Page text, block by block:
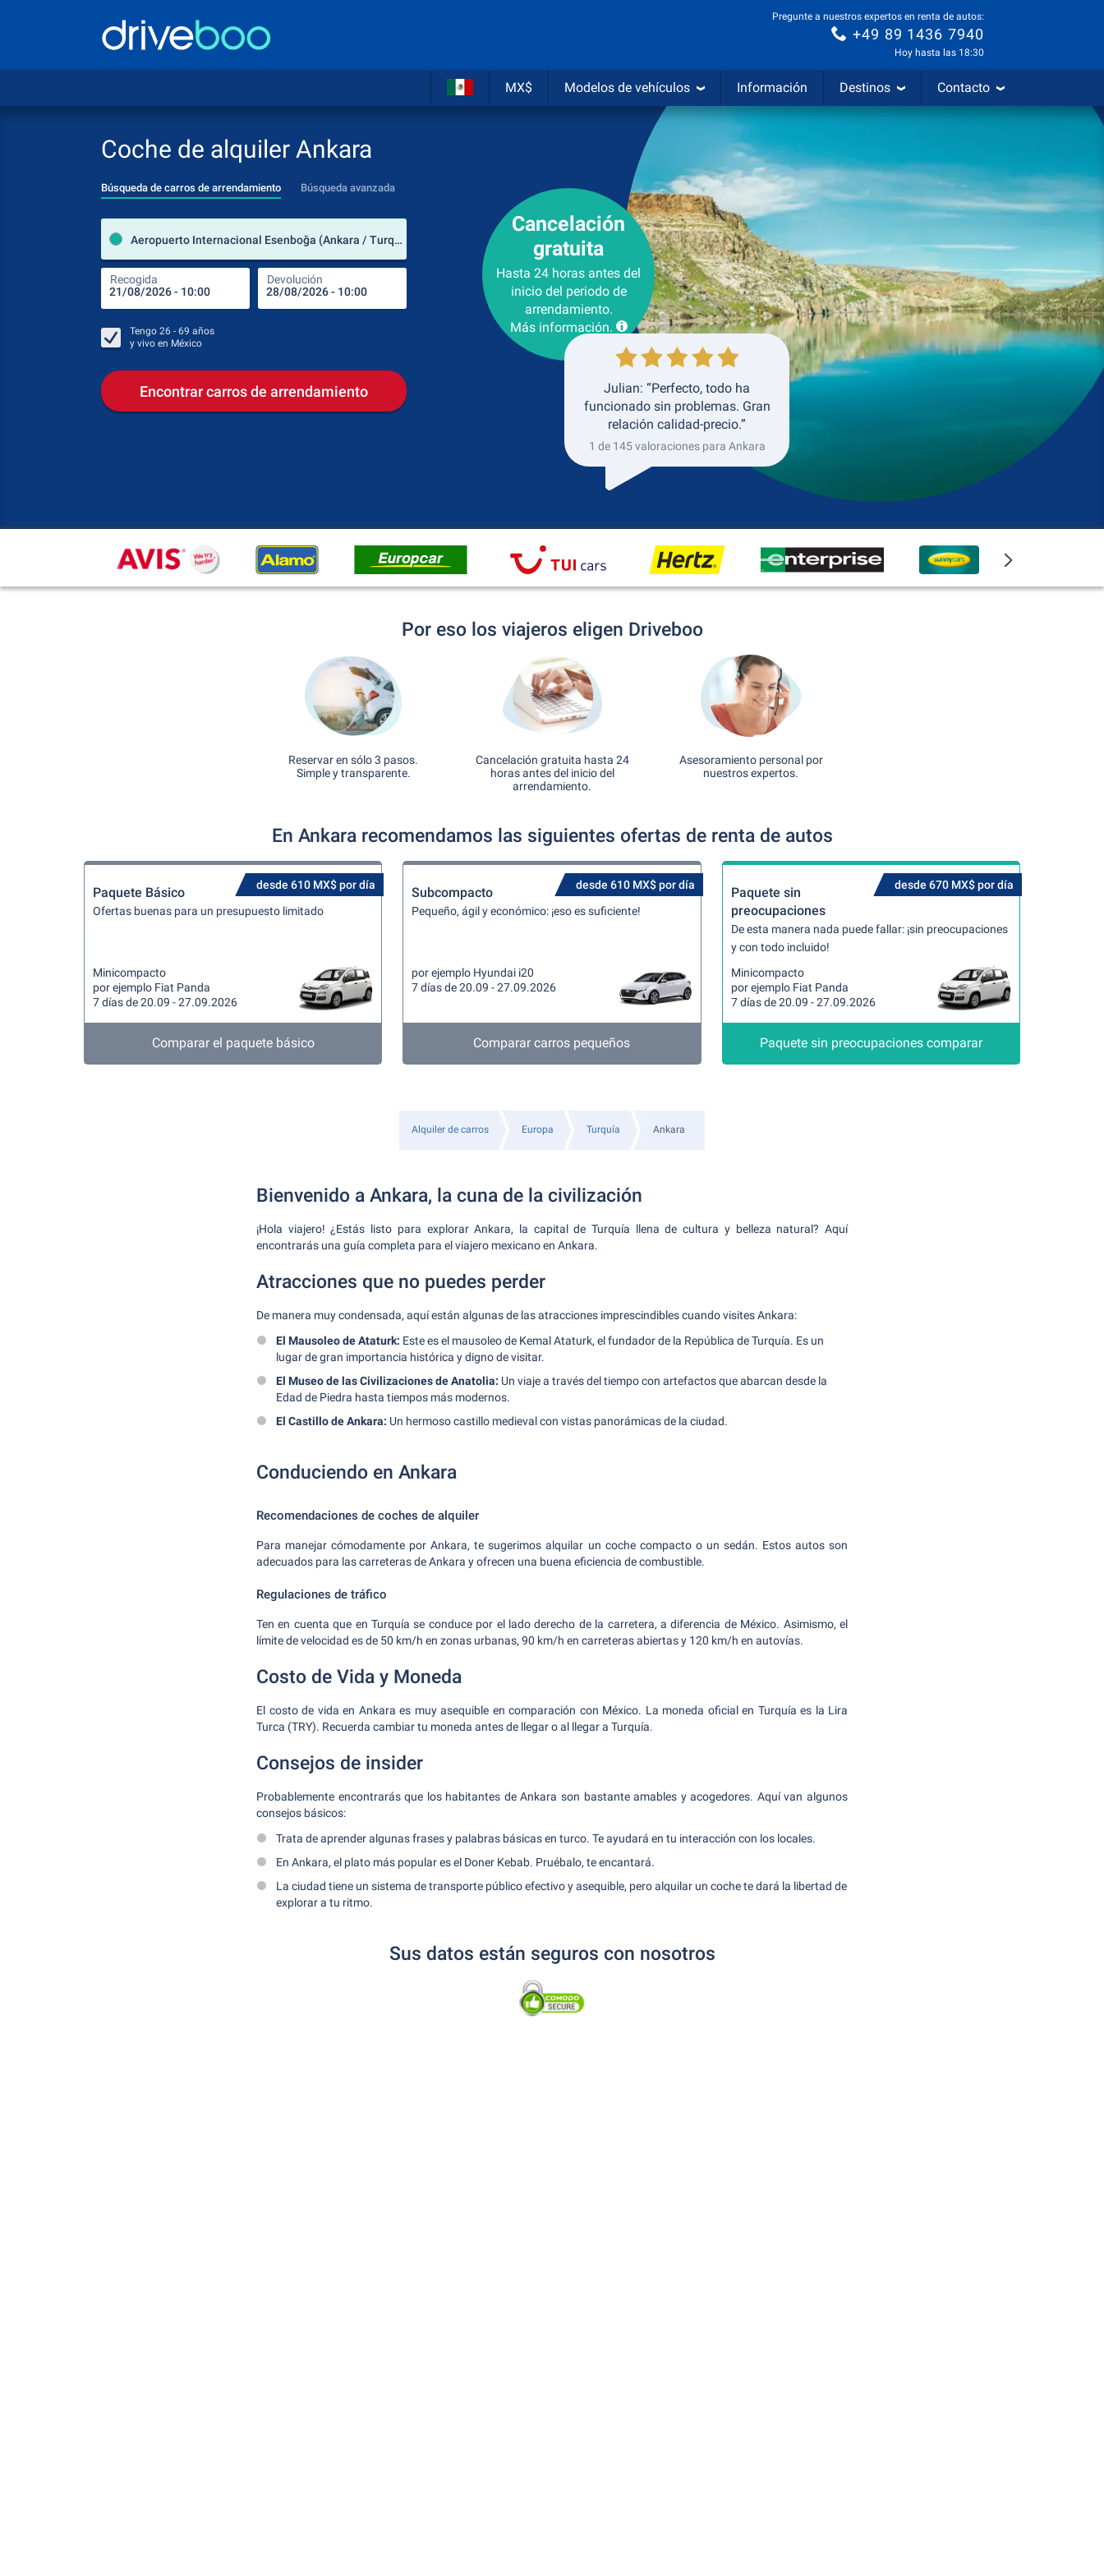
Pregunte a nuestros expertos en renta de autos:
+49 89 1436 7940
Hoy hasta las 18:30
MX$ Modelos de vehículos Información Destinos Contacto
Coche de alquiler Ankara
Búsqueda de carros de arrendamiento Búsqueda avanzada
Aeropuerto Internacional Esenboğa (Ankara / Turquía)
Recogida Devolución
lugar de arrendamiento
Lugar de devolución
Devolución
Tengo 26 - 69 años
y vivo en México
Encontrar carros de arrendamiento
Cancelación
gratuita
Hasta 24 horas antes del
inicio del periodo de
arrendamiento.
Más información.
Julian: “Perfecto, todo ha
funcionado sin problemas. Gran
relación calidad-precio.”
1 de 145 valoraciones para Ankara
Por eso los viajeros eligen Driveboo
Reservar en sólo 3 pasos.
Simple y transparente.
Cancelación gratuita hasta 24
horas antes del inicio del
arrendamiento.
Asesoramiento personal por
nuestros expertos.
En Ankara recomendamos las siguientes ofertas de renta de autos
desde 610 MX$ por día
Paquete Básico
Ofertas buenas para un presupuesto limitado
Minicompacto
por ejemplo Fiat Panda
7 días de 20.09 - 27.09.2026
Comparar el paquete básico
desde 610 MX$ por día
Subcompacto
Pequeño, ágil y económico: ¡eso es suficiente!
por ejemplo Hyundai i20
7 días de 20.09 - 27.09.2026
Comparar carros pequeños
desde 670 MX$ por día
Paquete sin
preocupaciones
De esta manera nada puede fallar: ¡sin preocupaciones
y con todo incluido!
Minicompacto
por ejemplo Fiat Panda
7 días de 20.09 - 27.09.2026
Paquete sin preocupaciones comparar
Alquiler de carros Europa Turquía Ankara
Bienvenido a Ankara, la cuna de la civilización
¡Hola viajero! ¿Estás listo para explorar Ankara, la capital de Turquía llena de cultura y belleza natural? Aquí
encontrarás una guía completa para el viajero mexicano en Ankara.
Atracciones que no puedes perder
De manera muy condensada, aquí están algunas de las atracciones imprescindibles cuando visites Ankara:
El Mausoleo de Ataturk: Este es el mausoleo de Kemal Ataturk, el fundador de la República de Turquía. Es un
lugar de gran importancia histórica y digno de visitar.
El Museo de las Civilizaciones de Anatolia: Un viaje a través del tiempo con artefactos que abarcan desde la
Edad de Piedra hasta tiempos más modernos.
El Castillo de Ankara: Un hermoso castillo medieval con vistas panorámicas de la ciudad.
Conduciendo en Ankara
Recomendaciones de coches de alquiler
Para manejar cómodamente por Ankara, te sugerimos alquilar un coche compacto o un sedán. Estos autos son
adecuados para las carreteras de Ankara y ofrecen una buena eficiencia de combustible.
Regulaciones de tráfico
Ten en cuenta que en Turquía se conduce por el lado derecho de la carretera, a diferencia de México. Asimismo, el
límite de velocidad es de 50 km/h en zonas urbanas, 90 km/h en carreteras abiertas y 120 km/h en autovías.
Costo de Vida y Moneda
El costo de vida en Ankara es muy asequible en comparación con México. La moneda oficial en Turquía es la Lira
Turca (TRY). Recuerda cambiar tu moneda antes de llegar o al llegar a Turquía.
Consejos de insider
Probablemente encontrarás que los habitantes de Ankara son bastante amables y acogedores. Aquí van algunos
consejos básicos:
Trata de aprender algunas frases y palabras básicas en turco. Te ayudará en tu interacción con los locales.
En Ankara, el plato más popular es el Doner Kebab. Pruébalo, te encantará.
La ciudad tiene un sistema de transporte público efectivo y asequible, pero alquilar un coche te dará la libertad de
explorar a tu ritmo.
Sus datos están seguros con nosotros